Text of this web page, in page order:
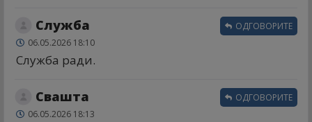
Служба
06.05.2026 18:10
Служба ради.
ОДГОВОРИТЕ
Свашта
06.05.2026 18:13
ОДГОВОРИТЕ